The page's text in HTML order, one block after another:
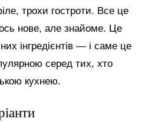
трохи гостроти. Все це
нове, але знайоме. Це
інгредієнтів — і саме це
серед тих, хто
кухнею.